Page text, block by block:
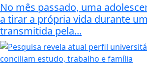
No mês passado, uma
a tirar a própria vida durante
transmitida pela...